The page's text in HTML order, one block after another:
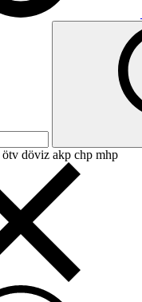
ötv döviz akp chp mhp